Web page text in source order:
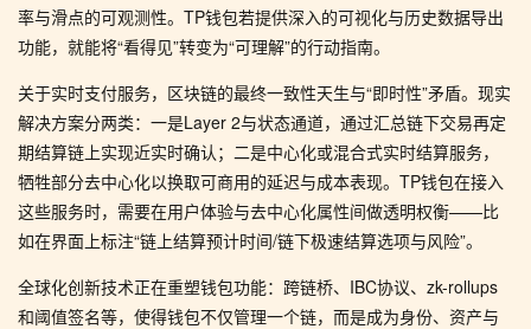
率与滑点的可观测性。TP钱包若提供深入的可视化与历史数据导出
功能，就能将“看得见”转变为“可理解”的行动指南。
关于实时支付服务，区块链的最终一致性天生与“即时性”矛盾。现实
解决方案分两类：一是Layer 2与状态通道，通过汇总链下交易再定
期结算链上实现近实时确认；二是中心化或混合式实时结算服务，
牺牲部分去中心化以换取可商用的延迟与成本表现。TP钱包在接入
这些服务时，需要在用户体验与去中心化属性间做透明权衡——比
如在界面上标注“链上结算预计时间/链下极速结算选项与风险”。
全球化创新技术正在重塑钱包功能：跨链桥、IBC协议、zk-rollups
和阈值签名等，使得钱包不仅管理一个链，而是成为身份、资产与